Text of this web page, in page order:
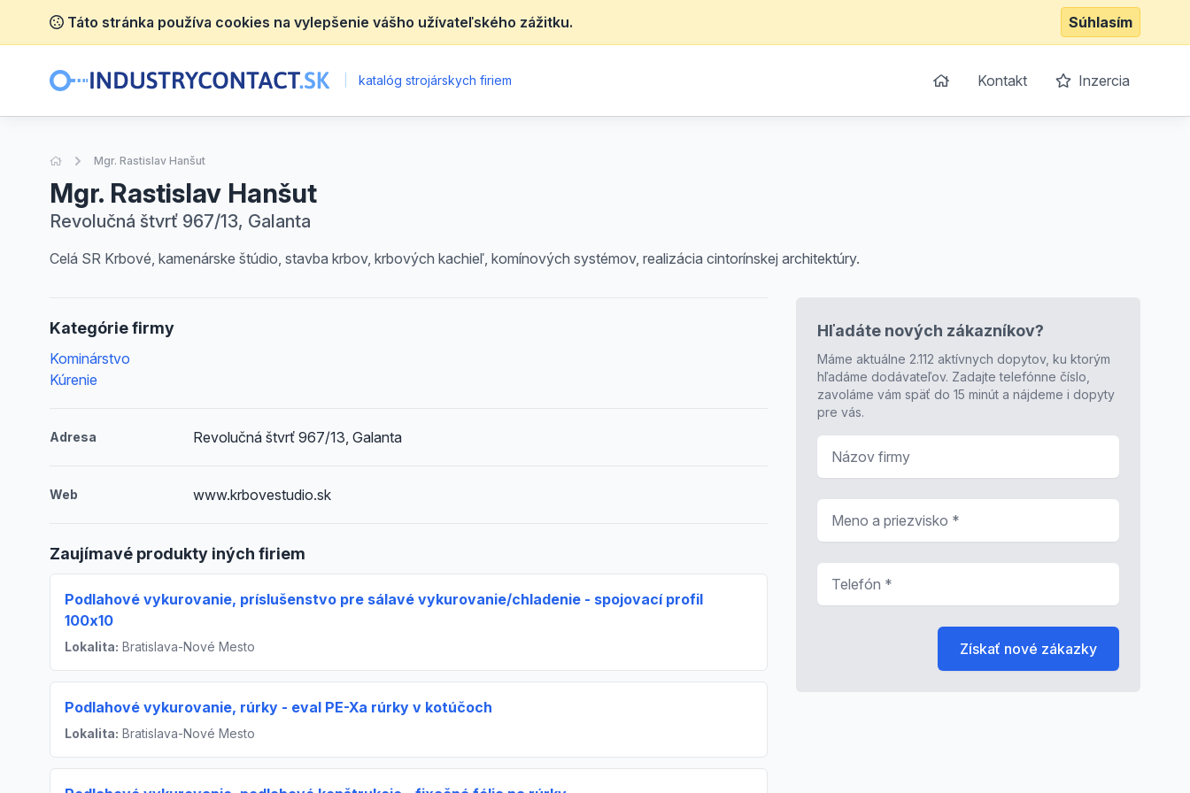
Táto stránka používa cookies na vylepšenie vášho užívateľského zážitku. Súhlasím
katalóg strojárskych firiem Kontakt Inzercia
Úvodná stránka
Mgr. Rastislav Hanšut
Mgr. Rastislav Hanšut
Revolučná štvrť 967/13, Galanta
Celá SR Krbové, kamenárske štúdio, stavba krbov, krbových kachieľ, komínových systémov, realizácia cintorínskej architektúry.
Kategórie firmy
Kominárstvo
Kúrenie
Adresa Revolučná štvrť 967/13, Galanta
Web www.krbovestudio.sk
Zaujímavé produkty iných firiem
Podlahové vykurovanie, príslušenstvo pre sálavé vykurovanie/chladenie - spojovací profil
100x10
Lokalita: Bratislava-Nové Mesto
Podlahové vykurovanie, rúrky - eval PE-Xa rúrky v kotúčoch
Lokalita: Bratislava-Nové Mesto
Hľadáte nových zákazníkov?
Máme aktuálne 2.112 aktívnych dopytov, ku ktorým
hľadáme dodávateľov. Zadajte telefónne číslo,
zavoláme vám späť do 15 minút a nájdeme i dopyty
pre vás.
Získať nové zákazky